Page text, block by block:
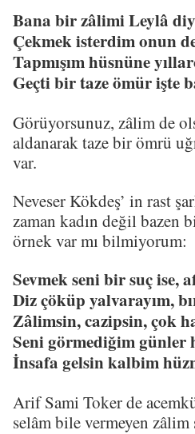
Bana bir zâlimi Leylâ
Çekmek isterdim onun
Tapmışım hüsnüne
Geçti bir taze ömür işte
Görüyorsunuz, zâlim de
aldanarak taze bir ömrü
var.
Neveser Kökdeş’ in rast
zaman kadın değil bazen
örnek var mı bilmiyorum:
Sevmek seni bir suç ise,
Diz çöküp yalvarayım,
Zâlimsin, cazipsin, çok
Seni görmediğim günler
İnsafa gelsin kalbim
Arif Sami Toker de
selâm bile vermeyen